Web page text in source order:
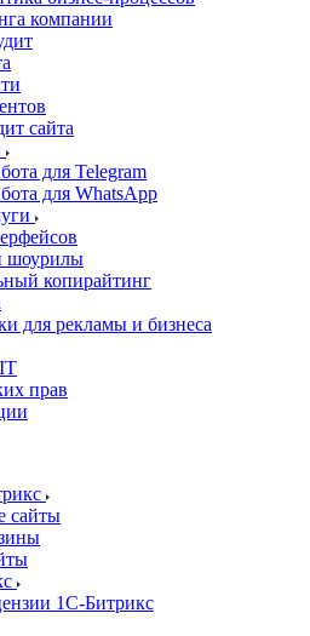
компании
сайта
для Telegram
для WhatsApp
шоурилы
копирайтинг
для рекламы и бизнеса
прав
сайты
1С-Битрикс